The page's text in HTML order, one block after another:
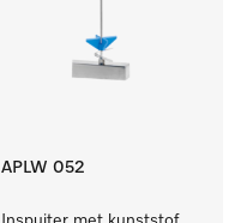
APLW 052